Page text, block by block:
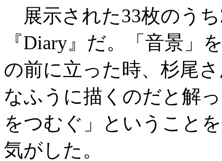
展示された33枚のう
『Diary』だ。「音景」
の前に立った時、杉尾
なふうに描くのだと解
をつむぐ」ということ
気がした。